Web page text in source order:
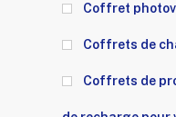
Coffret
Coffrets de
Coffrets de